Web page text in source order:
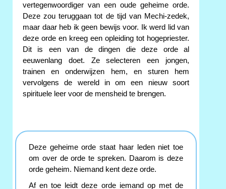
vertegenwoordiger van een oude geheime orde.
Deze zou teruggaan tot de tijd van Mechi-zedek,
maar daar heb ik geen bewijs voor. Ik werd lid van
deze orde en kreeg een opleiding tot hogepriester.
Dit is een van de dingen die deze orde al
eeuwenlang doet. Ze selecteren een jongen,
trainen en onderwijzen hem, en sturen hem
vervolgens de wereld in om een nieuw soort
spirituele leer voor de mensheid te brengen.
Deze geheime orde staat haar leden niet toe
om over de orde te spreken. Daarom is deze
orde geheim. Niemand kent deze orde.
Af en toe leidt deze orde iemand op met de